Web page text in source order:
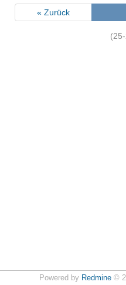
« Zurück
Powered by Redmine©